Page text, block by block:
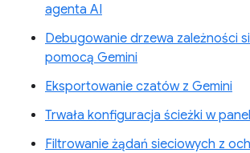
agenta AI
Debugowanie drzewa zależności
pomocą Gemini
Eksportowanie czatów z Gemini
Trwała konfiguracja ścieżki w
Filtrowanie żądań sieciowych z